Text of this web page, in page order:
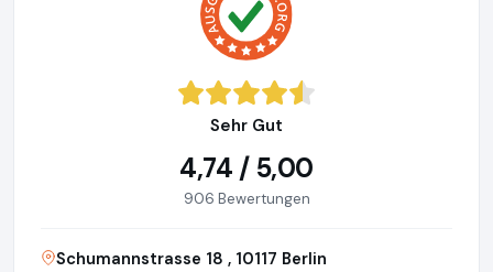
Sehr Gut
4,74 / 5,00
906 Bewertungen
Schumannstrasse 18 , 10117 Berlin